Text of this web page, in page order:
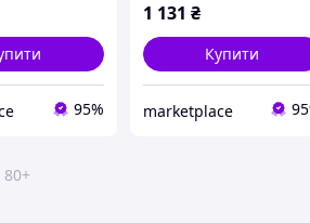
95%
1 131 ₴
Купити
marketplace